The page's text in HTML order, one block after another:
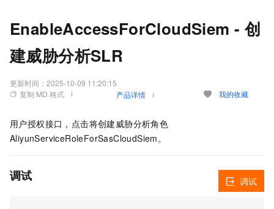
EnableAccessForCloudSiem - 创
建威胁分析SLR
更新时间： 2025-10-09 11:20:15
复制 MD 格式
产品详情 我的收藏
用户授权接口，点击将创建威胁分析角色
AliyunServiceRoleForSasCloudSiem。
调试 调试